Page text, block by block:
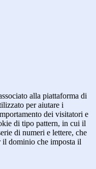
alla piattaforma di
per aiutare i
dei visitatori e
di tipo pattern, in cui il
di numeri e lettere, che
il dominio che imposta il